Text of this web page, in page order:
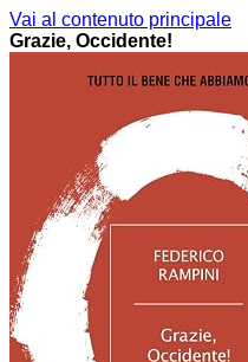
Vai al contenuto principale
Grazie, Occidente!